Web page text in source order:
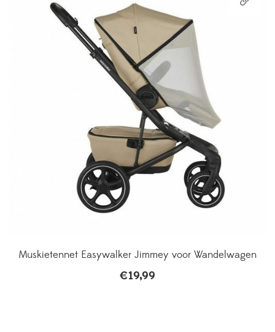
Muskietennet Easywalker Jimmey voor Wandelwagen
€19,99